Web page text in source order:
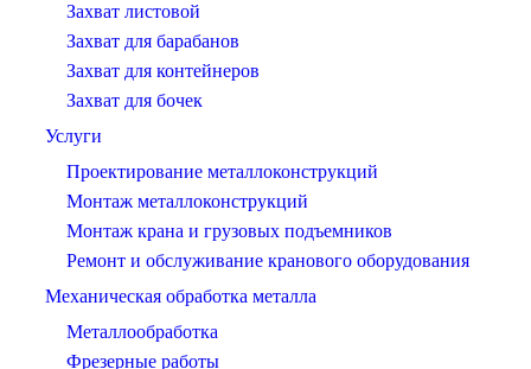
Захват листовой
Захват для барабанов
Захват для контейнеров
Захват для бочек
Услуги
Проектирование металлоконструкций
Монтаж металлоконструкций
Монтаж крана и грузовых подъемников
Ремонт и обслуживание кранового оборудования
Механическая обработка металла
Металлообработка
Фрезерные работы